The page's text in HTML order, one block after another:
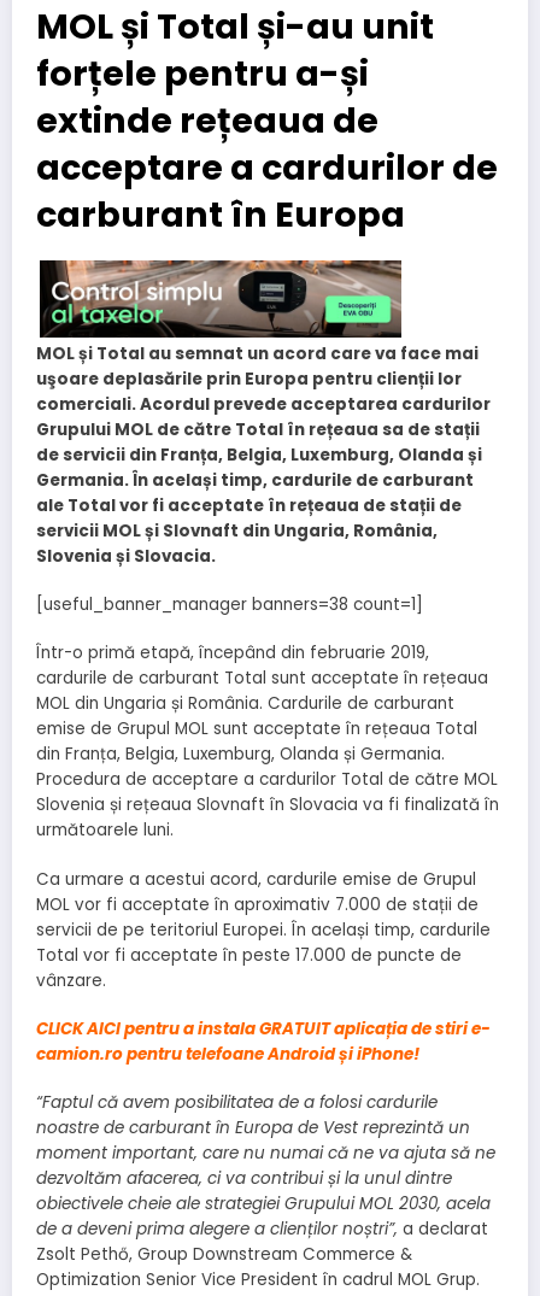
MOL și Total și-au unit
forțele pentru a-și
extinde rețeaua de
acceptare a cardurilor de
carburant în Europa
MOL și Total au semnat un acord care va face mai
uşoare deplasările prin Europa pentru clienții lor
comerciali. Acordul prevede acceptarea cardurilor
Grupului MOL de către Total în rețeaua sa de stații
de servicii din Franța, Belgia, Luxemburg, Olanda și
Germania. În același timp, cardurile de carburant
ale Total vor fi acceptate în rețeaua de stații de
servicii MOL și Slovnaft din Ungaria, România,
Slovenia și Slovacia.
[useful_banner_manager banners=38 count=1]
Într-o primă etapă, începând din februarie 2019,
cardurile de carburant Total sunt acceptate în rețeaua
MOL din Ungaria și România. Cardurile de carburant
emise de Grupul MOL sunt acceptate în rețeaua Total
din Franța, Belgia, Luxemburg, Olanda și Germania.
Procedura de acceptare a cardurilor Total de către MOL
Slovenia și rețeaua Slovnaft în Slovacia va fi finalizată în
următoarele luni.
Ca urmare a acestui acord, cardurile emise de Grupul
MOL vor fi acceptate în aproximativ 7.000 de stații de
servicii de pe teritoriul Europei. În același timp, cardurile
Total vor fi acceptate în peste 17.000 de puncte de
vânzare.
CLICK AICI pentru a instala GRATUIT aplicația de stiri e-
camion.ro pentru telefoane Android și iPhone!
“Faptul că avem posibilitatea de a folosi cardurile
noastre de carburant în Europa de Vest reprezintă un
moment important, care nu numai că ne va ajuta să ne
dezvoltăm afacerea, ci va contribui și la unul dintre
obiectivele cheie ale strategiei Grupului MOL 2030, acela
de a deveni prima alegere a clienților noștri”, a declarat
Zsolt Pethő, Group Downstream Commerce &
Optimization Senior Vice President în cadrul MOL Grup.